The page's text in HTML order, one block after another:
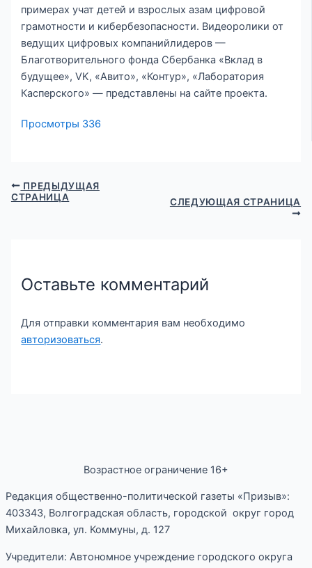
примерах учат детей и взрослых азам цифровой
грамотности и кибербезопасности. Видеоролики от
ведущих цифровых компанийлидеров —
Благотворительного фонда Сбербанка «Вклад в
будущее», VK, «Авито», «Контур», «Лаборатория
Касперского» — представлены на сайте проекта.
Просмотры 336
ПРЕДЫДУЩАЯ
СТРАНИЦА
СЛЕДУЮЩАЯ СТРАНИЦА
Оставьте комментарий
Для отправки комментария вам необходимо
авторизоваться.
Возрастное ограничение 16+
Редакция общественно-политической газеты «Призыв»:
403343, Волгоградская область, городской округ город
Михайловка, ул. Коммуны, д. 127
Учредители: Автономное учреждение городского округа